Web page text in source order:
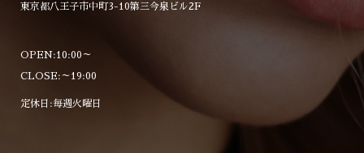
東京都八王子市中町3-10第三今泉ビル2F
OPEN:10:00～
CLOSE:～19:00
定休日:毎週火曜日